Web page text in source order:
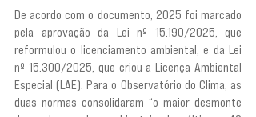
De acordo com o documento, 2025 foi marcado
pela aprovação da Lei nº 15.190/2025, que
reformulou o licenciamento ambiental, e da Lei
nº 15.300/2025, que criou a Licença Ambiental
Especial (LAE). Para o Observatório do Clima, as
duas normas consolidaram “o maior desmonte